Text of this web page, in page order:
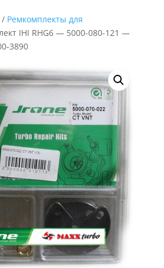
Ремкомплекты для
IHI RHG6 — 5000-080-121 —
3890